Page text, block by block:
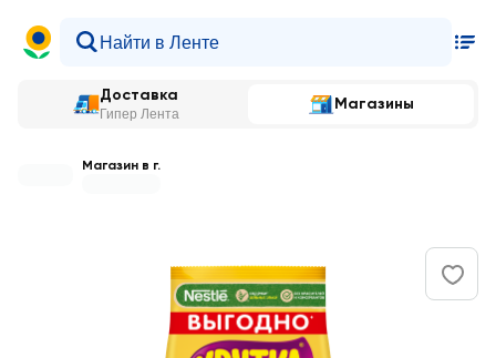
Доставка
Гипер Лента
Магазины
Магазин в г.